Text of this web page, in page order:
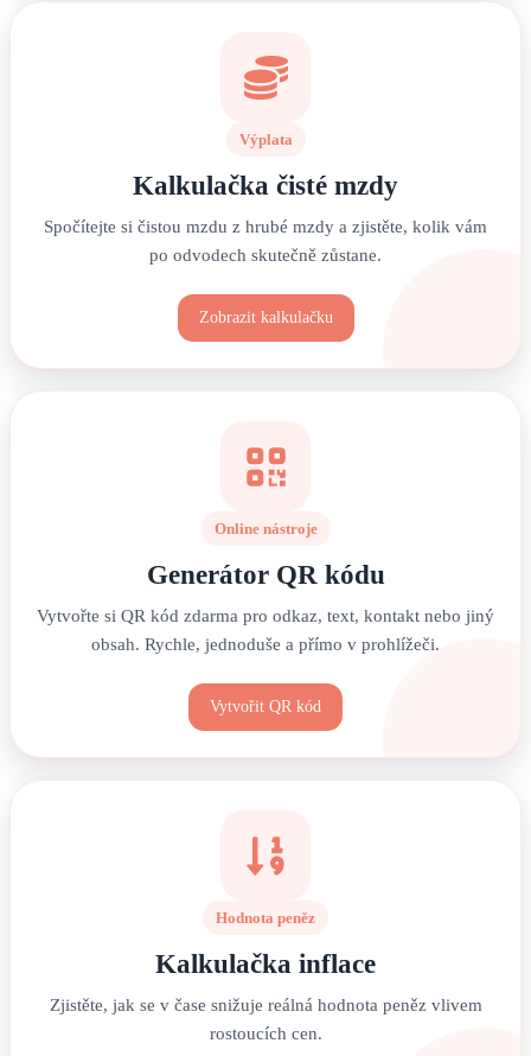
Výplata
Kalkulačka čisté mzdy
Spočítejte si čistou mzdu z hrubé mzdy a zjistěte, kolik vám
po odvodech skutečně zůstane.
Zobrazit kalkulačku
Online nástroje
Generátor QR kódu
Vytvořte si QR kód zdarma pro odkaz, text, kontakt nebo jiný
obsah. Rychle, jednoduše a přímo v prohlížeči.
Vytvořit QR kód
Hodnota peněz
Kalkulačka inflace
Zjistěte, jak se v čase snižuje reálná hodnota peněz vlivem
rostoucích cen.